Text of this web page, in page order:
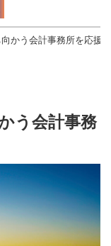
かう会計事務所を応援！
う会計事務